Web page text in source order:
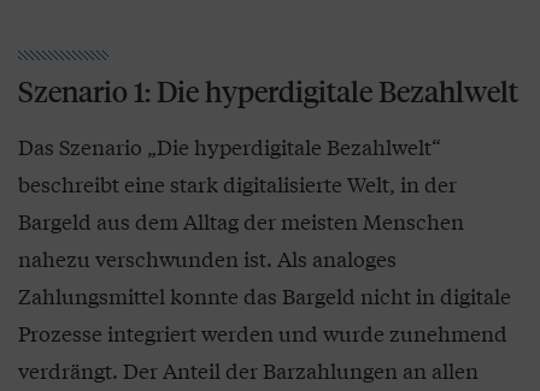
Szenario 1: Die hyperdigitale Bezahlwelt
Das Szenario „Die hyperdigitale Bezahlwelt“
beschreibt eine stark digitalisierte Welt, in der
Bargeld aus dem Alltag der meisten Menschen
nahezu verschwunden ist. Als analoges
Zahlungsmittel konnte das Bargeld nicht in digitale
Prozesse integriert werden und wurde zunehmend
verdrängt. Der Anteil der Barzahlungen an allen